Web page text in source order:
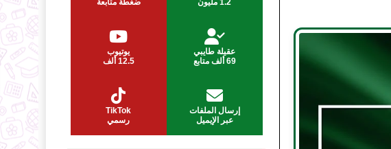
عقيلة طايبي
69 ألف متابع
يوتيوب
12.5 ألف
إرسال الملفات
عبر الإيميل
TikTok
رسمي